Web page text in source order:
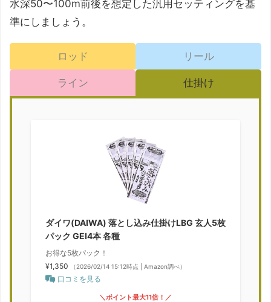
水深50〜100m前後を想定した汎用セッティングを基
準にしましょう。
ロッド リール
ライン 仕掛け
ダイワ(DAIWA) 落とし込み仕掛けLBG 玄人5枚
パック GEI4本 各種
お得な5枚パック！
¥1,350
（2026/02/14 15:12時点 | Amazon調べ）
口コミを見る
＼ポイント最大11倍！／